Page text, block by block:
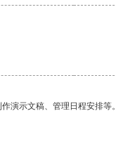
演示文稿、管理日程安排等。